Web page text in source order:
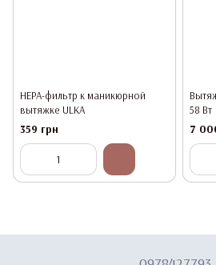
HEPA-фильтр к маникюрной
вытяжке ULKA
359 грн
58 Вт
7